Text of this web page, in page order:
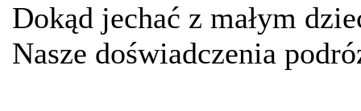
Dokąd jechać z małym
Nasze doświadczenia